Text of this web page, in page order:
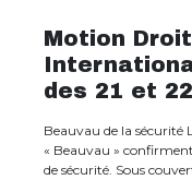
Motion
des 21 et
Beauvau de la sécurité
« Beauvau »
de sécurité. Sous